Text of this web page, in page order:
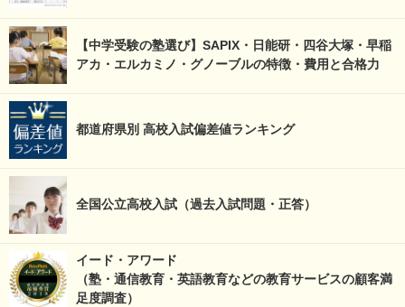
【中学受験の塾選び】SAPIX・日能研・四谷大塚・早稲
アカ・エルカミノ・グノーブルの特徴・費用と合格力
都道府県別 高校入試偏差値ランキング
全国公立高校入試（過去入試問題・正答）
イード・アワード
（塾・通信教育・英語教育などの教育サービスの顧客満
足度調査）